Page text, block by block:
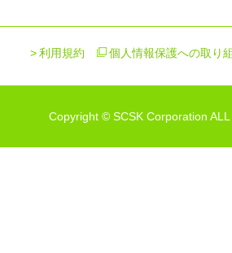
個人情報保護への取り
利用規約
Copyright © SCSK Corporation ALL